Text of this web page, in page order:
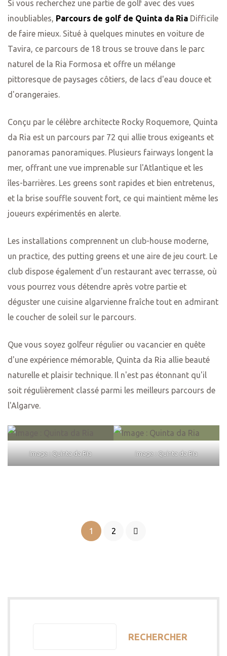
Si vous recherchez une partie de golf avec des vues
inoubliables, Parcours de golf de Quinta da Ria Difficile
de faire mieux. Situé à quelques minutes en voiture de
Tavira, ce parcours de 18 trous se trouve dans le parc
naturel de la Ria Formosa et offre un mélange
pittoresque de paysages côtiers, de lacs d'eau douce et
d'orangeraies.
Conçu par le célèbre architecte Rocky Roquemore, Quinta
da Ria est un parcours par 72 qui allie trous exigeants et
panoramas panoramiques. Plusieurs fairways longent la
mer, offrant une vue imprenable sur l'Atlantique et les
îles-barrières. Les greens sont rapides et bien entretenus,
et la brise souffle souvent fort, ce qui maintient même les
joueurs expérimentés en alerte.
Les installations comprennent un club-house moderne,
un practice, des putting greens et une aire de jeu court. Le
club dispose également d'un restaurant avec terrasse, où
vous pourrez vous détendre après votre partie et
déguster une cuisine algarvienne fraîche tout en admirant
le coucher de soleil sur le parcours.
Que vous soyez golfeur régulier ou vacancier en quête
d'une expérience mémorable, Quinta da Ria allie beauté
naturelle et plaisir technique. Il n'est pas étonnant qu'il
soit régulièrement classé parmi les meilleurs parcours de
l'Algarve.
Image : Quinta da Ria Image : Quinta da Ria
1 2
RECHERCHER